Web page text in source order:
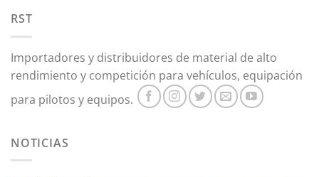
RST
Importadores y distribuidores de material de alto
rendimiento y competición para vehículos, equipación
para pilotos y equipos.
NOTICIAS